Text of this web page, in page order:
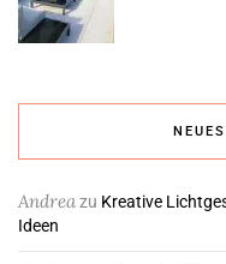
Andreazu Kreative
Ideen